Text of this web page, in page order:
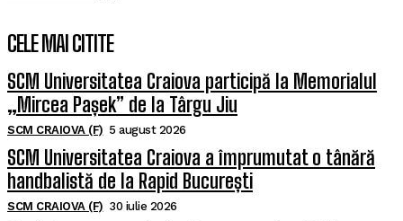
CELE MAI CITITE
SCM Universitatea Craiova participă la Memorialul
„Mircea Pașek” de la Târgu Jiu
SCM CRAIOVA (F) 5 august 2026
SCM Universitatea Craiova a împrumutat o tânără
handbalistă de la Rapid București
SCM CRAIOVA (F) 30 iulie 2026